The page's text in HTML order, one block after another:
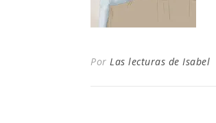
Por Las lecturas de Isabel